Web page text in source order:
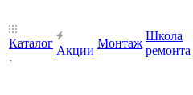
Каталог
Акции
Монтаж
Школа
ремонта